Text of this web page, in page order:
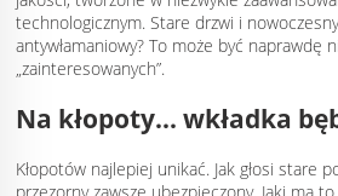
technologicznym. Stare drzwi i
antywłamaniowy? To może być naprawdę
„zainteresowanych”.
Na kłopoty... wkładka
Kłopotów najlepiej unikać. Jak głosi stare